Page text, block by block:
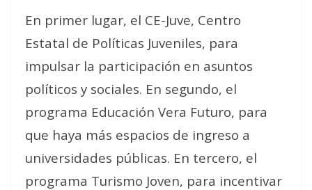
En primer lugar, el CE-Juve, Centro
Estatal de Políticas Juveniles, para
impulsar la participación en asuntos
políticos y sociales. En segundo, el
programa Educación Vera Futuro, para
que haya más espacios de ingreso a
universidades públicas. En tercero, el
programa Turismo Joven, para incentivar